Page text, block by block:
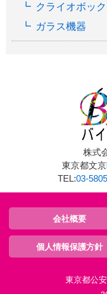
クライオボック
ガラス機器
株式
東京都文
TEL:03-
会社概要
個人情報保護方針
東京都公